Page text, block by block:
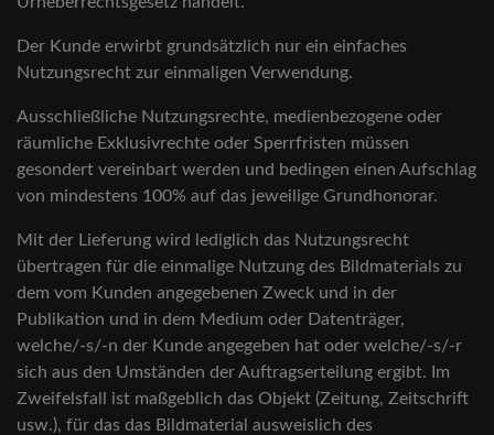
Der Kunde erwirbt grundsätzlich nur ein einfaches
Nutzungsrecht zur einmaligen Verwendung.
Ausschließliche Nutzungsrechte, medienbezogene oder
räumliche Exklusivrechte oder Sperrfristen müssen
gesondert vereinbart werden und bedingen einen Aufschlag
von mindestens 100% auf das jeweilige Grundhonorar.
Mit der Lieferung wird lediglich das Nutzungsrecht
übertragen für die einmalige Nutzung des Bildmaterials zu
dem vom Kunden angegebenen Zweck und in der
Publikation und in dem Medium oder Datenträger,
welche/-s/-n der Kunde angegeben hat oder welche/-s/-r
sich aus den Umständen der Auftragserteilung ergibt. Im
Zweifelsfall ist maßgeblich das Objekt (Zeitung, Zeitschrift
usw.), für das das Bildmaterial ausweislich des